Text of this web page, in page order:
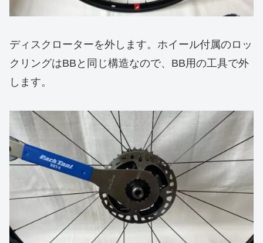
ディスクローターを外します。ホイール付属のロッ
クリングはBBと同じ構造なので、BB用の工具で外
します。